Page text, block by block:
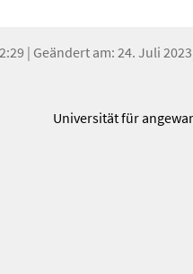
| Geändert am: 24. Juli
Universität für